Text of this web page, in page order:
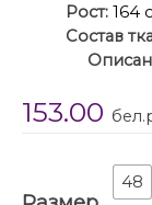
Рост: 164
Состав
скроет
элегантный
153.00
48